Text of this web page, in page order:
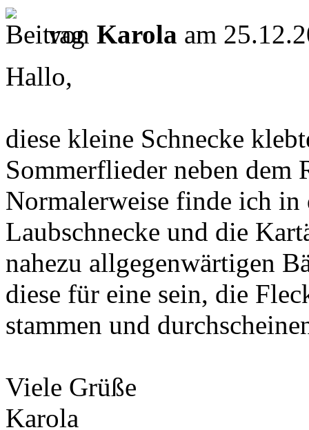
von Karola am
Hallo,
diese kleine Schnecke
Sommerflieder neben
Normalerweise finde ich
Laubschnecke und die
nahezu allgegenwärtigen
diese für eine sein, die
stammen und
Viele Grüße
Karola